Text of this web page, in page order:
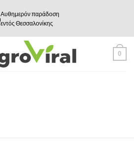
Αυθημερόν παράδοση
εντός Θεσσαλονίκης
0